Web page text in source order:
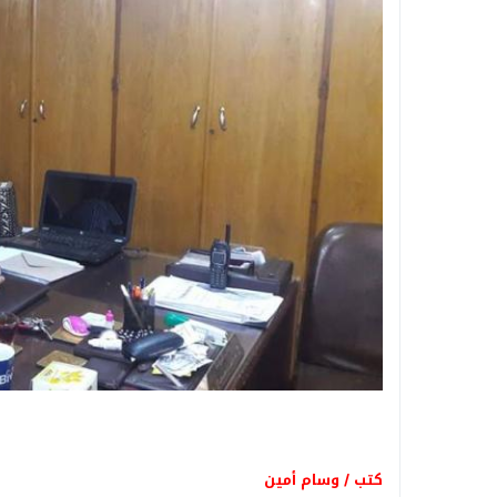
كتب / وسام أمين